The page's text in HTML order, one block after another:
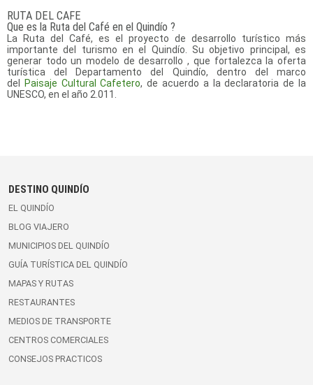
RUTA DEL CAFE
Que es la Ruta del Café en el Quindío ?
La Ruta del Café, es el proyecto de desarrollo turístico más
importante del turismo en el Quindío. Su objetivo principal, es
generar todo un modelo de desarrollo , que fortalezca la oferta
turística del Departamento del Quindío, dentro del marco
del
Paisaje Cultural Cafetero, de acuerdo a la declaratoria de la
UNESCO, en el año 2.011.
DESTINO QUINDÍO
EL QUINDÍO
BLOG VIAJERO
MUNICIPIOS DEL QUINDÍO
GUÍA TURÍSTICA DEL QUINDÍO
MAPAS Y RUTAS
RESTAURANTES
MEDIOS DE TRANSPORTE
CENTROS COMERCIALES
CONSEJOS PRACTICOS